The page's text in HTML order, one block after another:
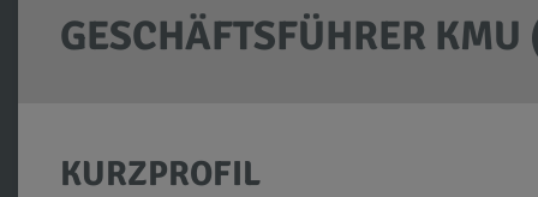
GESCHÄFTSFÜHRER
KURZPROFIL